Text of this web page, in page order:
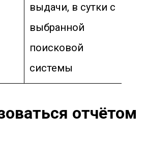
выдачи, в сутки с
выбранной
поисковой
системы
отчётом